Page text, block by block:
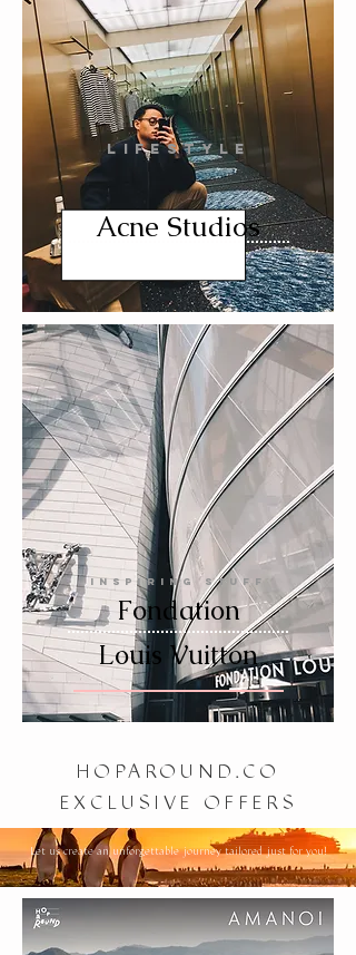
LIFESTYLE
Acne Studios
INSPIRING STUFF
Fondation
Louis Vuitton
HOPAROUND.CO
EXCLUSIVE OFFERS
Let us create an unforgettable journey tailored just for you!